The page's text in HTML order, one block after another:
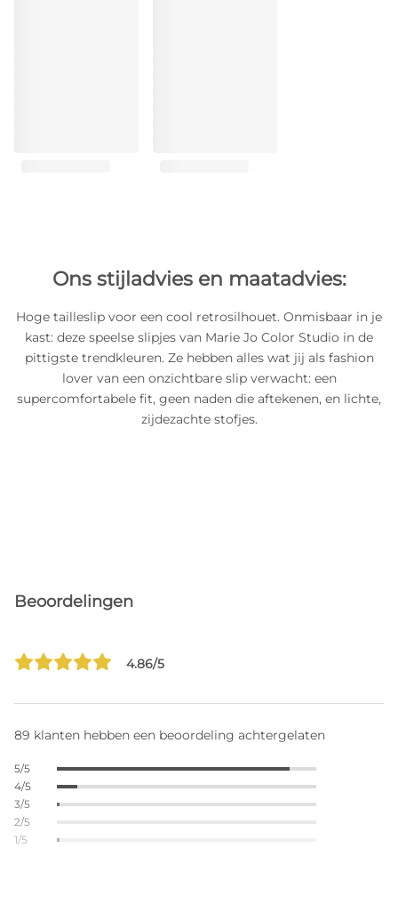
Ons stijladvies en maatadvies:
Hoge tailleslip voor een cool retrosilhouet. Onmisbaar in je
kast: deze speelse slipjes van Marie Jo Color Studio in de
pittigste trendkleuren. Ze hebben alles wat jij als fashion
lover van een onzichtbare slip verwacht: een
supercomfortabele fit, geen naden die aftekenen, en lichte,
zijdezachte stofjes.
Beoordelingen
4.86/5
89 klanten hebben een beoordeling achtergelaten
5/5
4/5
3/5
2/5
1/5